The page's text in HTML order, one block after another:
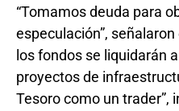
“Tomamos deuda para
especulación”,
los fondos se liquidarán
proyectos de
Tesoro como un trader”,